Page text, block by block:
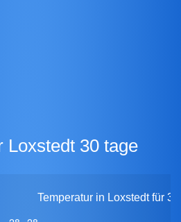
Loxstedt 30 tage
Temperatur in Loxstedt für